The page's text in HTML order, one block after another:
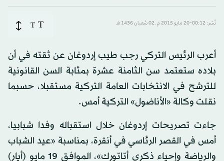
نُشر: 00:12-20 مايو 2015 م ـ 02 شَعبان 1436 هـ T
T
أعرب الرئيس التركي رجب طيب إردوغان عن ثقته في أن
بلاده ستعتمد سن الثامنة عشرة بمثابة السن القانونية
للترشح في الانتخابات العامة التركية مستقبلا، حسبما
نقلت وكالة «الأناضول» التركية أمس.
جاءت تصريحات إردوغان خلال استقباله وفدا شبابيا،
أمس في القصر الرئاسي في أنقرة، بمناسبة «عيد الشباب
والرياضة وإحياء ذكرى أتاتورك»، الموافق 19 مايو (أيار)